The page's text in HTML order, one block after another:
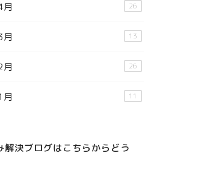
26
13
26
11
解決ブログはこちらからどう